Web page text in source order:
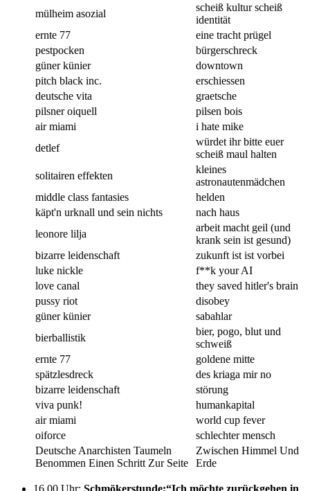
mülheim asozial
scheiß kultur scheiß
identität
ernte 77
eine tracht prügel
pestpocken
bürgerschreck
güner künier
downtown
pitch black inc.
erschiessen
deutsche vita
graetsche
pilsner oiquell
pilsen bois
air miami
i hate mike
detlef
würdet ihr bitte euer
scheiß maul halten
solitairen effekten
kleines
astronautenmädchen
middle class fantasies
helden
käpt'n urknall und sein nichts
nach haus
leonore lilja
arbeit macht geil (und
krank sein ist gesund)
bizarre leidenschaft
zukunft ist ist vorbei
luke nickle
f**k your AI
love canal
they saved hitler's brain
pussy riot
disobey
güner künier
sabahlar
bierballistik
bier, pogo, blut und
schweiß
ernte 77
goldene mitte
spätzlesdreck
des kriaga mir no
bizarre leidenschaft
störung
viva punk!
humankapital
air miami
world cup fever
oiforce
schlechter mensch
Deutsche Anarchisten Taumeln
Benommen Einen Schritt Zur Seite
Zwischen Himmel Und
Erde
16.00 Uhr: Schmökerstunde:“Ich möchte zurückgehen in